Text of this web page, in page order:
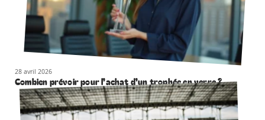
28 avril 2026
Combien prévoir pour l’achat d’un trophée en verre ?